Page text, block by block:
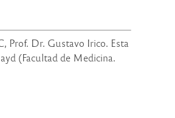
Prof. Dr. Gustavo Irico. Esta
(Facultad de Medicina.